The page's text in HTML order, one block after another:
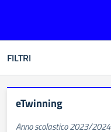
FILTRI
eTwinning
Anno scolastico 2023/2024